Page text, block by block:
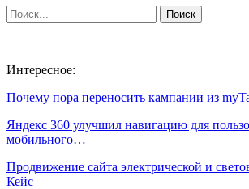
Интересное:
Почему пора переносить кампании из
Яндекс 360 улучшил навигацию для
мобильного…
Продвижение сайта электрической и
Кейс